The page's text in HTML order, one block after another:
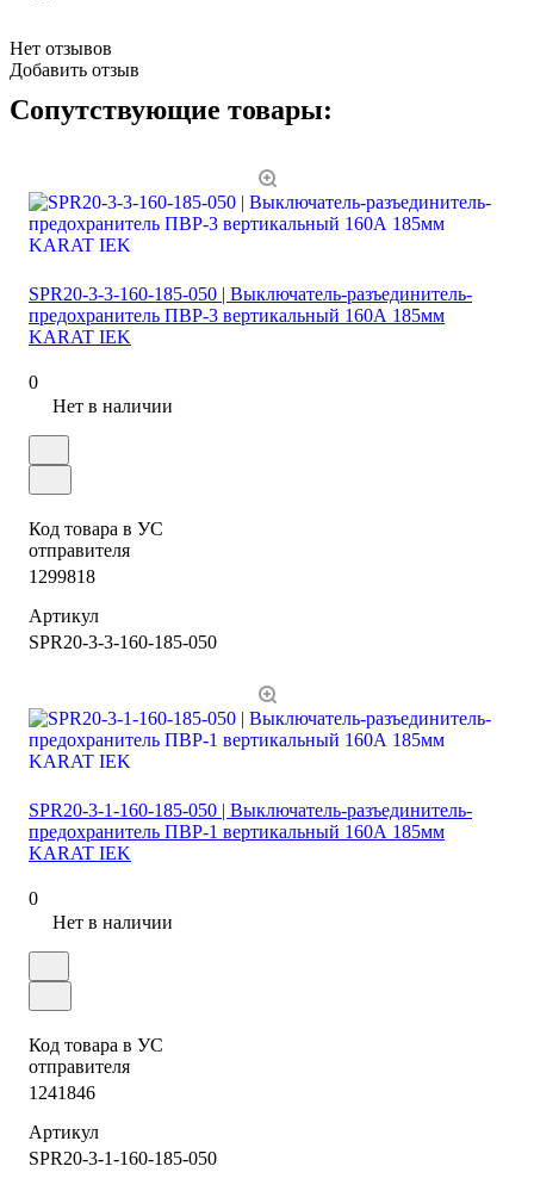
Нет отзывов
Добавить отзыв
Сопутствующие товары:
SPR20-3-3-160-185-050 | Выключатель-разъединитель-
предохранитель ПВР-3 вертикальный 160А 185мм
KARAT IEK
0
Нет в наличии
Код товара в УС
отправителя
1299818
Артикул
SPR20-3-3-160-185-050
SPR20-3-1-160-185-050 | Выключатель-разъединитель-
предохранитель ПВР-1 вертикальный 160А 185мм
KARAT IEK
0
Нет в наличии
Код товара в УС
отправителя
1241846
Артикул
SPR20-3-1-160-185-050